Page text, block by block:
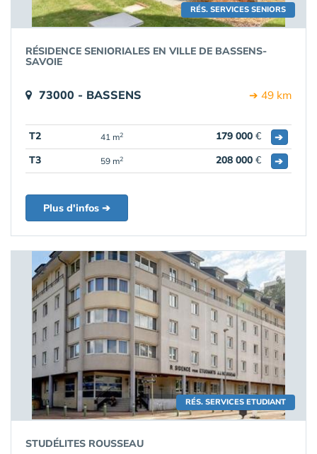
RÉS. SERVICES SENIORS
RÉSIDENCE SENIORIALES EN VILLE DE BASSENS-
SAVOIE
73000 - BASSENS ➔ 49 km
T2 41 m2 179 000 €
➔
T3
59 m2 208 000 € ➔
Plus d'infos ➔
RÉS. SERVICES ETUDIANT
STUDÉLITES ROUSSEAU